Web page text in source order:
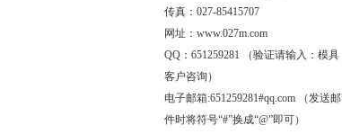
传真：027-85415707
网址：www.027m.com
QQ：651259281 （验证请输入：模具
客户咨询）
电子邮箱:651259281#qq.com （发送邮
件时将符号“#”换成“@”即可）